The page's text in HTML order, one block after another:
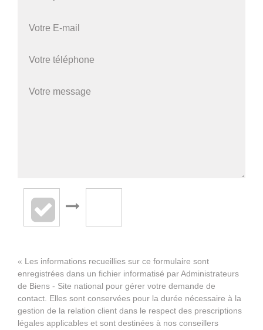
« Les informations recueillies sur ce formulaire sont
enregistrées dans un fichier informatisé par Administrateurs
de Biens - Site national pour gérer votre demande de
contact. Elles sont conservées pour la durée nécessaire à la
gestion de la relation client dans le respect des prescriptions
légales applicables et sont destinées à nos conseillers